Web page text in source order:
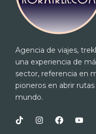
Agencia de viajes,
una experiencia de
sector, referencia en
pioneros en abrir
mundo.
T
i
I
F
a
Y